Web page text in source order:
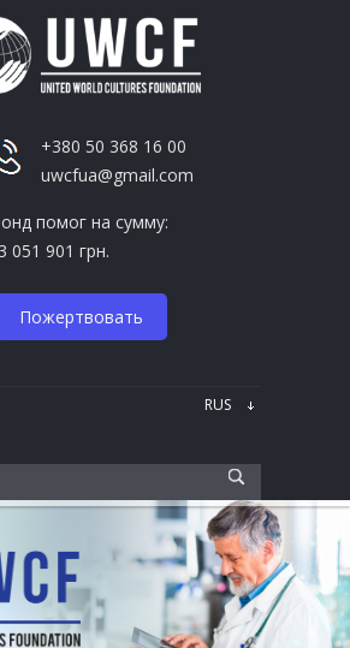
+380 50 368 16 00
uwcfua@gmail.com
помог на сумму:
051 901 грн.
Пожертвовать